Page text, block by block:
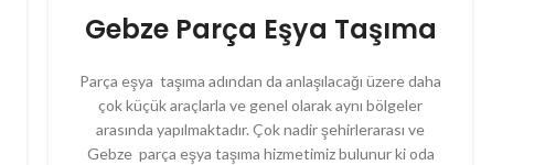
Gebze Parça Eşya Taşıma
Parça eşya taşıma adından da anlaşılacağı üzere daha
çok küçük araçlarla ve genel olarak aynı bölgeler
arasında yapılmaktadır. Çok nadir şehirlerarası ve
Gebze parça eşya taşıma hizmetimiz bulunur ki oda